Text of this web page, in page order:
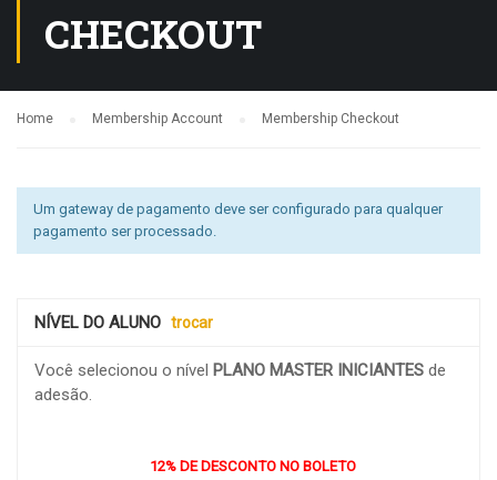
CHECKOUT
Home Membership Account Membership Checkout
Um gateway de pagamento deve ser configurado para qualquer
pagamento ser processado.
NÍVEL DO ALUNO trocar
Você selecionou o nível PLANO MASTER INICIANTES de
adesão.
12% DE DESCONTO NO BOLETO